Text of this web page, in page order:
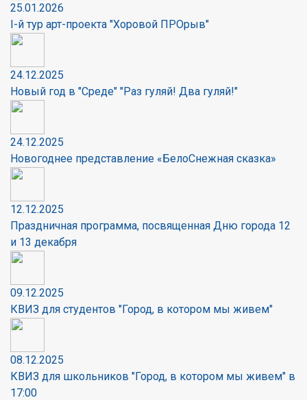
25.01.2026
I-й тур арт-проекта "Хоровой ПРОрыв"
24.12.2025
Новый год в "Среде" "Раз гуляй! Два гуляй!"
24.12.2025
Новогоднее представление «БелоСнежная сказка»
12.12.2025
Праздничная программа, посвященная Дню города 12
и 13 декабря
09.12.2025
КВИЗ для студентов "Город, в котором мы живем"
08.12.2025
КВИЗ для школьников "Город, в котором мы живем" в
17:00